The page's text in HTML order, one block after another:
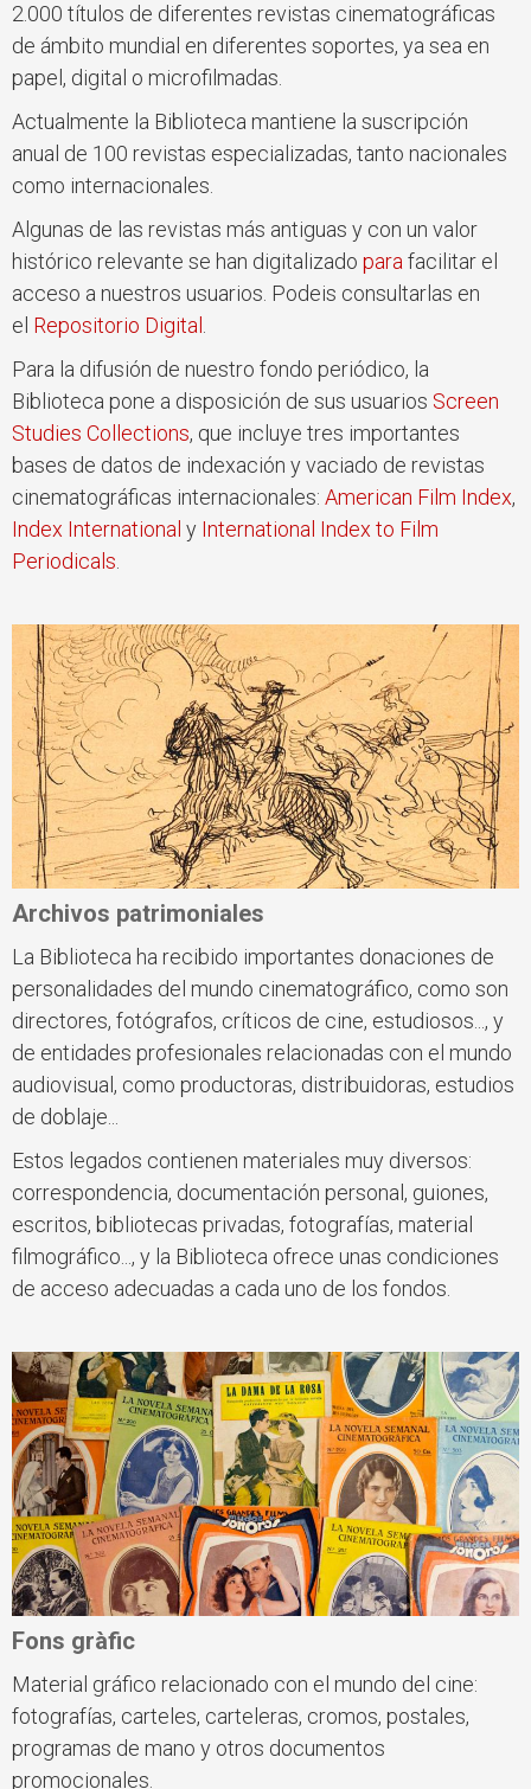
2.000 títulos de diferentes revistas cinematográficas
de ámbito mundial en diferentes soportes, ya sea en
papel, digital o microfilmadas.
Actualmente la Biblioteca mantiene la suscripción
anual de 100 revistas especializadas, tanto nacionales
como internacionales.
Algunas de las revistas más antiguas y con un valor
histórico relevante se han digitalizado parafacilitar el
acceso a nuestros usuarios. Podeis consultarlas en
el Repositorio Digital .
Para la difusión de nuestro fondo periódico, la
Biblioteca pone a disposición de sus usuarios Screen
Studies Collections, que incluye tres importantes
bases de datos de indexación y vaciado de revistas
cinematográficas internacionales: American Film Index,
Index International y International Index to Film
Periodicals.
Archivos patrimoniales
La Biblioteca ha recibido importantes donaciones de
personalidades del mundo cinematográfico, como son
directores, fotógrafos, críticos de cine, estudiosos..., y
de entidades profesionales relacionadas con el mundo
audiovisual, como productoras, distribuidoras, estudios
de doblaje...
Estos legados contienen materiales muy diversos:
correspondencia, documentación personal, guiones,
escritos, bibliotecas privadas, fotografías, material
filmográfico..., y la Biblioteca ofrece unas condiciones
de acceso adecuadas a cada uno de los fondos.
Fons gràfic
Material gráfico relacionado con el mundo del cine:
fotografías, carteles, carteleras, cromos, postales,
programas de mano y otros documentos
promocionales.